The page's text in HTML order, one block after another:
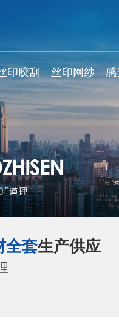
印胶刮 丝印网纱 感
全套生产供应